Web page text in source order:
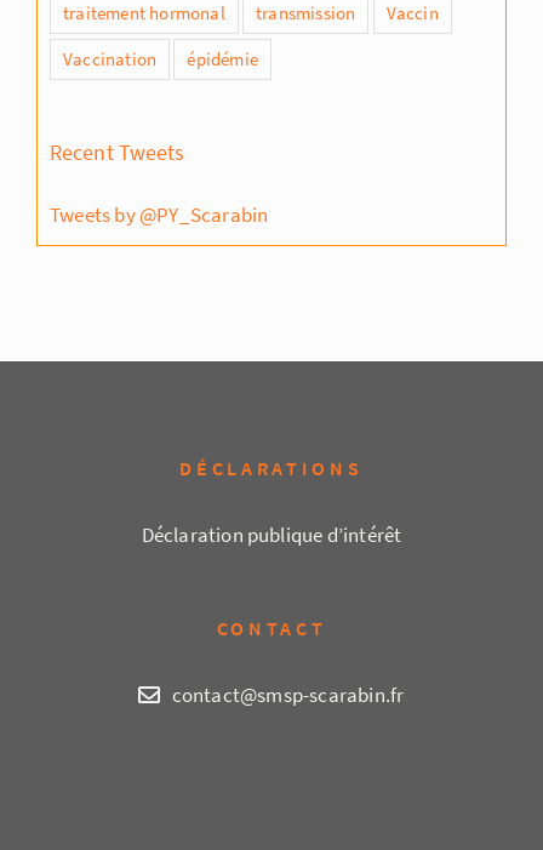
traitement hormonal
transmission
Vaccin
Vaccination
épidémie
Recent Tweets
Tweets by @PY_Scarabin
DÉCLARATIONS
Déclaration publique d’intérêt
CONTACT
contact@smsp-scarabin.fr